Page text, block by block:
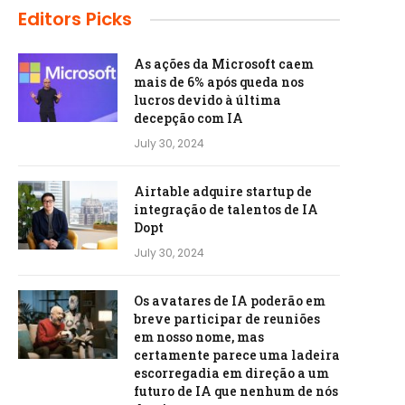
Editors Picks
As ações da Microsoft caem
mais de 6% após queda nos
lucros devido à última
decepção com IA
July 30, 2024
Airtable adquire startup de
integração de talentos de IA
Dopt
July 30, 2024
Os avatares de IA poderão em
breve participar de reuniões
em nosso nome, mas
certamente parece uma ladeira
escorregadia em direção a um
futuro de IA que nenhum de nós